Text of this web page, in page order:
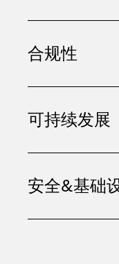
合规性
可持续发展
安全&基础